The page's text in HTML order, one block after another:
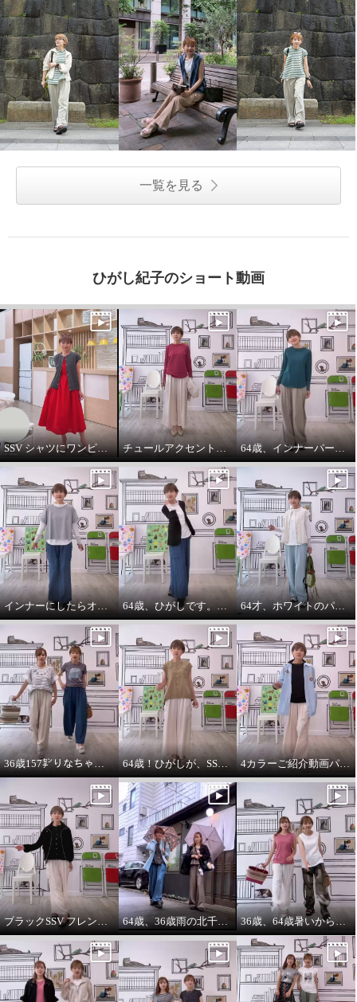
一覧を見る
ひがし紀子のショート動画
SSV シャツにワンピースをコーデしてみました。 チュールアクセントパーカー64歳カジュアル大好きが推し！ 64歳、インナーパーカーは必需品です。
インナーにしたらオールシーズンいけます。インナーパーカー❤️ 64歳、ひがしです。わたしの時代は、やっぱりジャケットにパーカーを出す‼️ 64才、ホワイトのパーカーインナーはスタイリングに万能です。
36歳157㌢りなちゃんは60㌢丈、64歳163㌢のひがしは65㌢丈を履く 64歳！ひがしが、SSVのベスト最高！推し‼️コーデ 4カラーご紹介動画パーカー付きのインナーは、凄い使えます。
ブラックSSV フレンチシャツにブラックブルゾン so cool! 64歳、36歳雨の北千住迷路散歩 36歳、64歳暑いから ノースリーブ必須‼️暑いから腕は出す‼️